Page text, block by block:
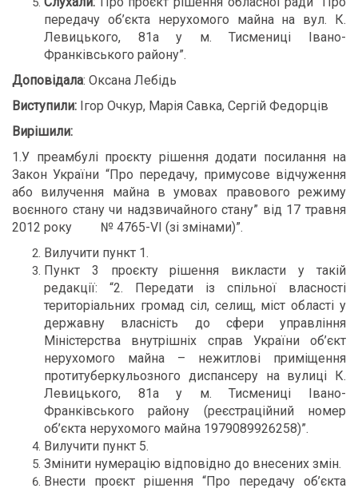
передачу об’єкта нерухомого майна на вул. К.
Левицького, 81а у м. Тисмениці Івано-
Франківського району”.
Доповідала: Оксана Лебідь
Виступили: Ігор Очкур, Марія Савка, Сергій Федорців
Вирішили:
1.У преамбулі проєкту рішення додати посилання на
Закон України “Про передачу, примусове відчуження
або вилучення майна в умовах правового режиму
воєнного стану чи надзвичайного стану” від 17 травня
2012 року № 4765-VI (зі змінами)”.
Вилучити пункт 1.
Пункт 3 проєкту рішення викласти у такій
редакції: “2. Передати із спільної власності
територіальних громад сіл, селищ, міст області у
державну власність до сфери управління
Міністерства внутрішніх справ України об’єкт
нерухомого майна – нежитлові приміщення
протитуберкульозного диспансеру на вулиці К.
Левицького, 81а у м. Тисмениці Івано-
Франківського району (реєстраційний номер
об’єкта нерухомого майна 1979089926258)”.
Вилучити пункт 5.
Змінити нумерацію відповідно до внесених змін.
Внести проєкт рішення “Про передачу об’єкта